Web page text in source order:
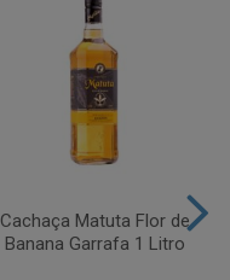
Cachaça Matuta Flor de
Banana Garrafa 1 Litro